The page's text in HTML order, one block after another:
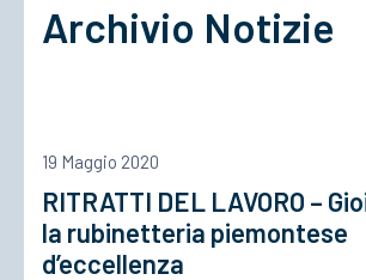
Confartigianato
Cosa Facciamo
Associarsi
Archivio Notizie
19 Maggio 2020
RITRATTI DEL LAVORO –
la rubinetteria piemontese
d’eccellenza